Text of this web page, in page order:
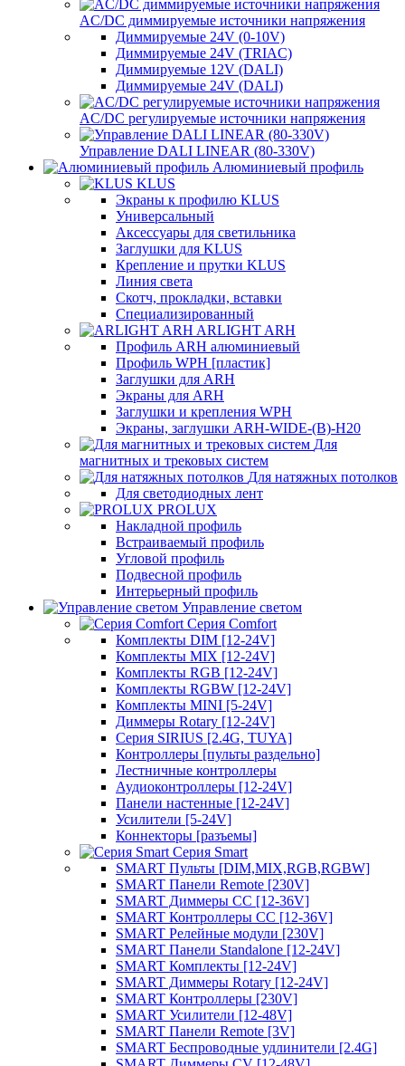
AC/DC диммируемые источники напряжения
Диммируемые 24V (0-10V)
Диммируемые 24V (TRIAC)
Диммируемые 12V (DALI)
Диммируемые 24V (DALI)
AC/DC регулируемые источники напряжения
Управление DALI LINEAR (80-330V)
Алюминиевый профиль
KLUS
Экраны к профилю KLUS
Универсальный
Аксессуары для светильника
Заглушки для KLUS
Крепление и прутки KLUS
Линия света
Скотч, прокладки, вставки
Специализированный
ARLIGHT ARH
Профиль ARH алюминиевый
Профиль WPH [пластик]
Заглушки для ARH
Экраны для ARH
Заглушки и крепления WPH
Экраны, заглушки ARH-WIDE-(B)-H20
Для
магнитных и трековых систем
Для натяжных потолков
Для светодиодных лент
PROLUX
Накладной профиль
Встраиваемый профиль
Угловой профиль
Подвесной профиль
Интерьерный профиль
Управление светом
Серия Comfort
Комплекты DIM [12-24V]
Комплекты MIX [12-24V]
Комплекты RGB [12-24V]
Комплекты RGBW [12-24V]
Комплекты MINI [5-24V]
Диммеры Rotary [12-24V]
Серия SIRIUS [2.4G, TUYA]
Контроллеры [пульты раздельно]
Лестничные контроллеры
Аудиоконтроллеры [12-24V]
Панели настенные [12-24V]
Усилители [5-24V]
Коннекторы [разъемы]
Серия Smart
SMART Пульты [DIM,MIX,RGB,RGBW]
SMART Панели Remote [230V]
SMART Диммеры CC [12-36V]
SMART Контроллеры CC [12-36V]
SMART Релейные модули [230V]
SMART Панели Standalone [12-24V]
SMART Комплекты [12-24V]
SMART Диммеры Rotary [12-24V]
SMART Контроллеры [230V]
SMART Усилители [12-48V]
SMART Панели Remote [3V]
SMART Беспроводные удлинители [2.4G]